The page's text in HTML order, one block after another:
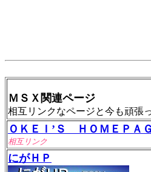
ＭＳＸ関連ページ
相互リンクなページと今も頑張
ＯＫＥＩ’Ｓ ＨＯＭＥＰＡ
相互リンク
にがＨＰ